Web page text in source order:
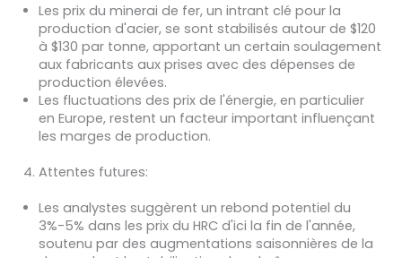
Les prix du minerai de fer, un intrant clé pour la
production d'acier, se sont stabilisés autour de $120
à $130 par tonne, apportant un certain soulagement
aux fabricants aux prises avec des dépenses de
production élevées.
Les fluctuations des prix de l'énergie, en particulier
en Europe, restent un facteur important influençant
les marges de production.
Attentes futures:
Les analystes suggèrent un rebond potentiel du
3%-5% dans les prix du HRC d'ici la fin de l'année,
soutenu par des augmentations saisonnières de la